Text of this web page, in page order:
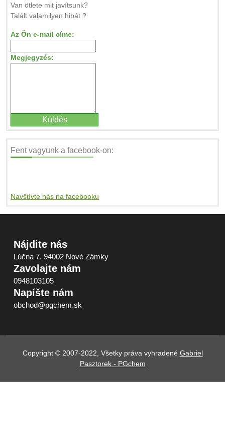
Van ötlete mit javítsunk?
Talált valamilyen hibát ?
Az Ön e-mail címe:
Megjegyzés:
Fent vagyunk a facebook-on:
Navštívte nás na facebooku
Nájdite nás
Lúčna 7, 94002 Nové Zámky
Zavolajte nám
0948103105
Napíšte nám
obchod@pgchem.sk
Copyright © 2007-2022, Všetky práva vyhradené Gabriel
Pasztorek - PGchem